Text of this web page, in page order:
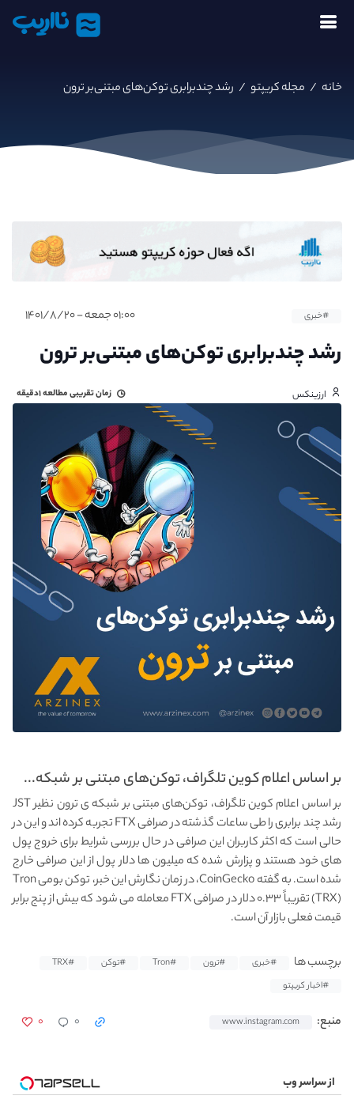
نااریب
خانه / مجله کریپتو / رشد چندبرابری توکن‌های مبتنی‌بر ترون
#خبری ۰۱:۰۰ جمعه - ۱۴۰۱/۸/۲۰
رشد چندبرابری توکن‌های مبتنی‌بر ترون
ارزینکس زمان تقریبی مطالعه۱دقیقه
بر اساس اعلام کوین تلگراف، توکن‌های مبتنی‌ بر شبکه...
بر اساس اعلام کوین تلگراف، توکن‌های مبتنی‌ بر شبکه ی ترون نظیر JST
رشد چند برابری را طی ساعات گذشته در صرافی FTX تجربه کرده اند و این در
حالی است که اکثر کاربران این صرافی در حال بررسی شرایط برای خروج پول
های خود هستند و پزارش شده که میلیون ها دلار پول از این صرافی خارج
شده است. به گفته CoinGecko، در زمان نگارش این خبر، توکن بومی Tron
(TRX) تقریباً ۰.۳۳ دلار در صرافی FTX معامله می شود که بیش از پنج برابر
قیمت فعلی بازار آن است.
برچسب ها #خبری #ترون #Tron #توکن
#TRX
#اخبار کریپتو
منبع: www.instagram.com ۰ ۰
از سراسر وب